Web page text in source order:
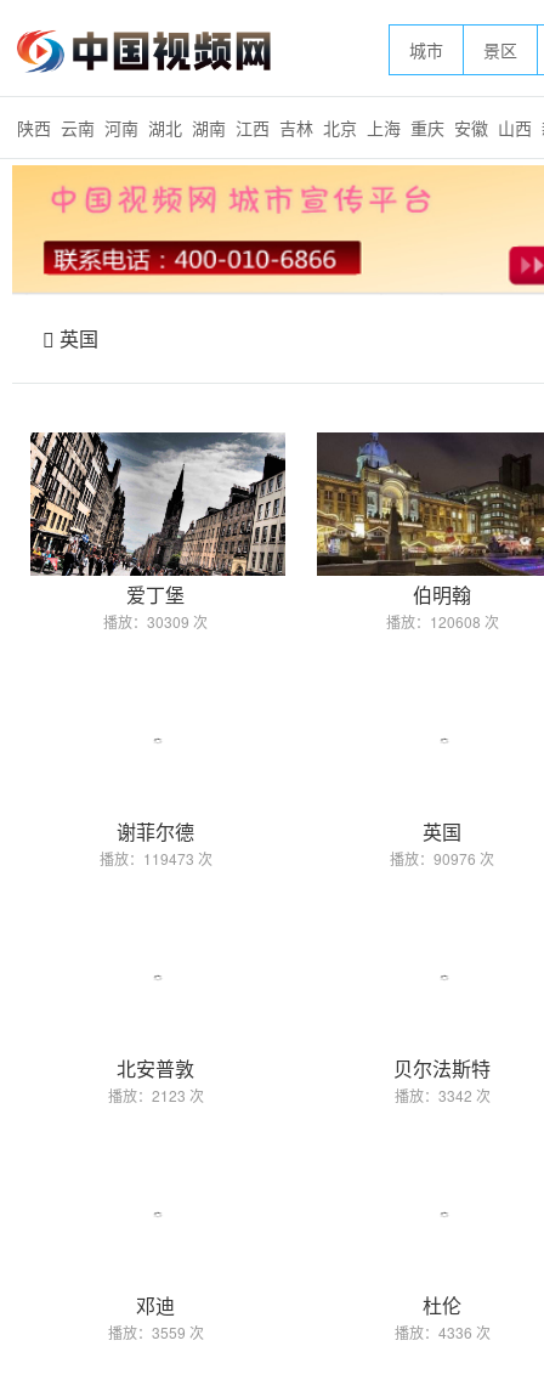
城市 景区
陕西 云南 河南 湖北 湖南 江西 吉林 北京 上海 重庆 安徽 山西
英国
爱丁堡
播放：30309 次
伯明翰
播放：120608 次
谢菲尔德
播放：119473 次
英国
播放：90976 次
北安普敦
播放：2123 次
贝尔法斯特
播放：3342 次
邓迪
播放：3559 次
杜伦
播放：4336 次